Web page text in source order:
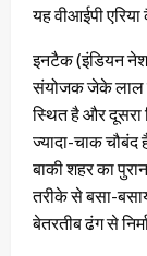
यह वीआईपी
इनटैक (इंडियन
संयोजक जेके लाल
स्थित है और दूसरा
ज्यादा-चाक चौबंद
बाकी शहर का
तरीके से बसा-
बेतरतीब ढंग से